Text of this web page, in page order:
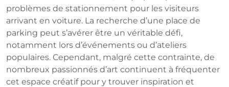
problèmes de stationnement pour les visiteurs
arrivant en voiture. La recherche d’une place de
parking peut s’avérer être un véritable défi,
notamment lors d’événements ou d’ateliers
populaires. Cependant, malgré cette contrainte, de
nombreux passionnés d’art continuent à fréquenter
cet espace créatif pour y trouver inspiration et